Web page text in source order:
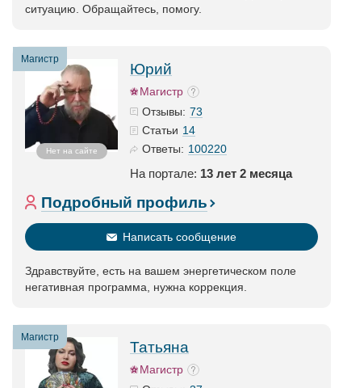
ситуацию. Обращайтесь, помогу.
Магистр
Нет на сайте
Юрий
Магистр
Отзывы: 73
Статьи 14
Ответы: 100220
На портале: 13 лет 2 месяца
Подробный профиль
Написать сообщение
Здравствуйте, есть на вашем энергетическом поле
негативная программа, нужна коррекция.
Магистр
Татьяна
Магистр